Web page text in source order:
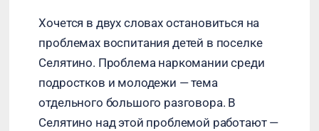
Хочется в двух словах остановиться на
проблемах воспитания детей в поселке
Селятино. Проблема наркомании среди
подростков и молодежи — тема
отдельного большого разговора. В
Селятино над этой проблемой работают —